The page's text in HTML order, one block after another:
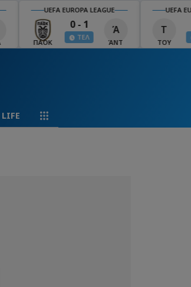
UEFA EUROPA LEAGUE
ΠΑΟΚ
0 - 1
ΤΕΛ
Ά
ΆΝΤ
UEFA
Τ
ΤΟΥ
LIFE